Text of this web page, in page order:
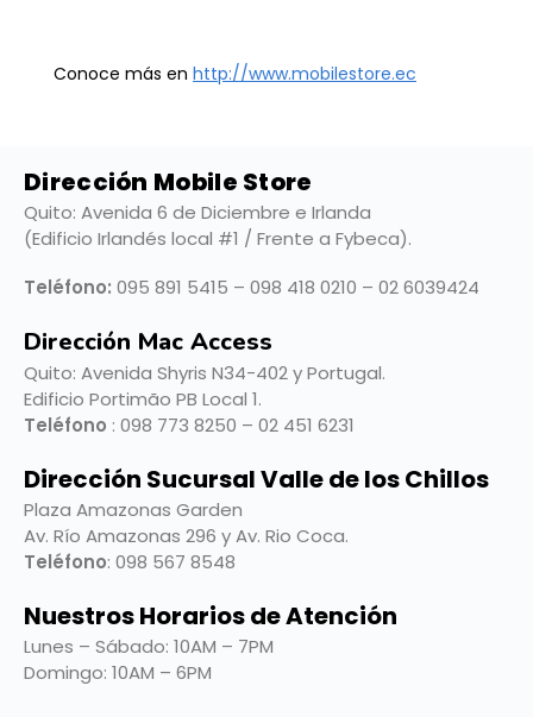
Conoce más en http://www.mobilestore.ec
Dirección Mobile Store
Quito: Avenida 6 de Diciembre e Irlanda
(Edificio Irlandés local #1 / Frente a Fybeca).
Teléfono: 095 891 5415 – 098 418 0210 – 02 6039424
Dirección Mac Access
Quito: Avenida Shyris N34-402 y Portugal.
Edificio Portimão PB Local 1.
Teléfono : 098 773 8250 – 02 451 6231
Dirección Sucursal Valle de los Chillos
Plaza Amazonas Garden
Av. Río Amazonas 296 y Av. Rio Coca.
Teléfono: 098 567 8548
Nuestros Horarios de Atención
Lunes – Sábado: 10AM – 7PM
Domingo: 10AM – 6PM